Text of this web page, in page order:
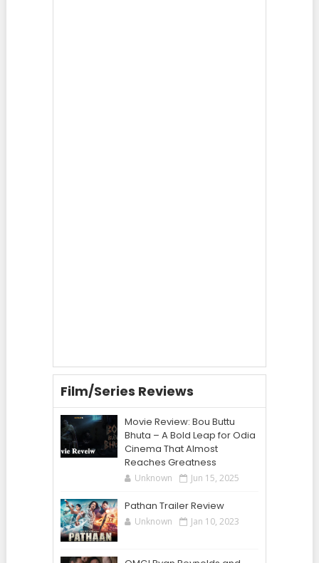
Film/Series Reviews
Movie Review: Bou Buttu
Bhuta – A Bold Leap for Odia
Cinema That Almost
Reaches Greatness
Unknown Jun 15, 2025
Pathan Trailer Review
Unknown Jan 10, 2023